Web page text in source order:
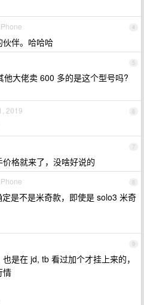
4
伴。哈哈哈
5
大佬卖 600 多的是这个型号吗?
6
2019
7
格就来了，没啥好说的
8
是不是米奇款，即使是 solo3 米奇
9
是在 jd, tb 看过加个才挂上来的，
情